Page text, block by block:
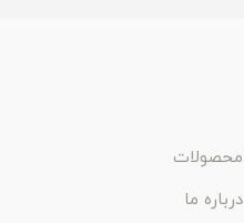
محصولات
درباره ما